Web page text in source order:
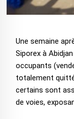
Une semaine
Siporex à
occupants
totalement
certains sont
de voies,